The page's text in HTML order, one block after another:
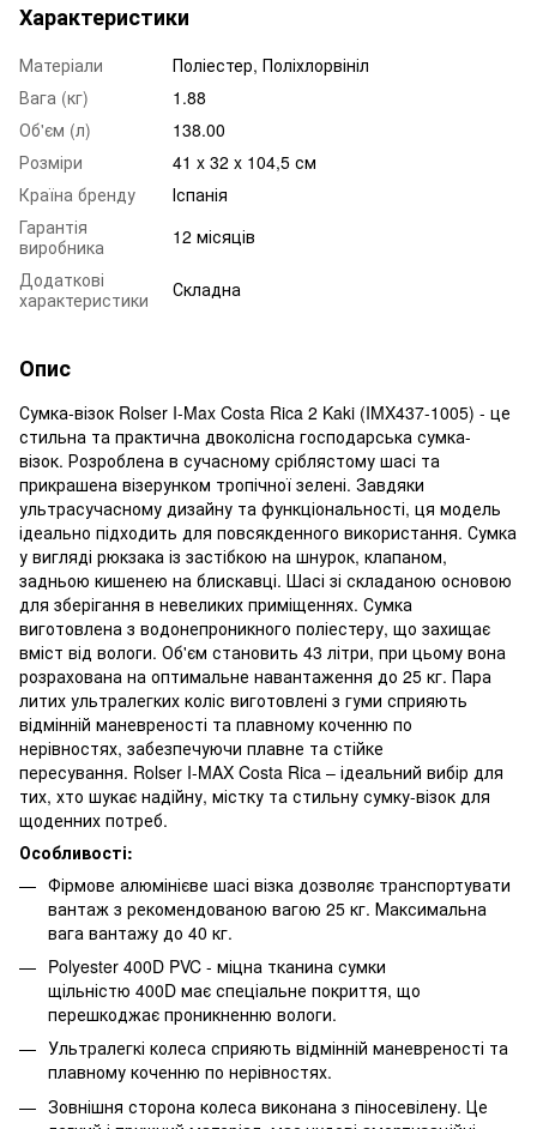
Характеристики
Матеріали
Поліестер, Поліхлорвініл
Вага (кг)
1.88
Об'єм (л)
138.00
Розміри
41 x 32 x 104,5 см
Країна бренду
Іспанія
Гарантія
виробника
12 місяців
Додаткові
характеристики
Складна
Опис
Сумка-візок Rolser I-Max Costa Rica 2 Kaki (IMX437-1005) - це
стильна та практична двоколісна господарська сумка-
візок. Розроблена в сучасному сріблястому шасі та
прикрашена візерунком тропічної зелені. Завдяки
ультрасучасному дизайну та функціональності, ця модель
ідеально підходить для повсякденного використання. Сумка
у вигляді рюкзака із застібкою на шнурок, клапаном,
задньою кишенею на блискавці. Шасі зі складаною основою
для зберігання в невеликих приміщеннях. Сумка
виготовлена з водонепроникного поліестеру, що захищає
вміст від вологи. Об'єм становить 43 літри, при цьому вона
розрахована на оптимальне навантаження до 25 кг. Пара
литих ультралегких коліс виготовлені з гуми сприяють
відмінній маневреності та плавному коченню по
нерівностях, забезпечуючи плавне та стійке
пересування. Rolser I-MAX Costa Rica – ідеальний вибір для
тих, хто шукає надійну, містку та стильну сумку-візок для
щоденних потреб.
Особливості:
Фірмове алюмінієве шасі візка дозволяє транспортувати
вантаж з рекомендованою вагою 25 кг. Максимальна
вага вантажу до 40 кг.
Polyester 400D PVC - міцна тканина сумки
щільністю 400D має спеціальне покриття, що
перешкоджає проникненню вологи.
Ультралегкі колеса сприяють відмінній маневреності та
плавному коченню по нерівностях.
Зовнішня сторона колеса виконана з піносевілену. Це